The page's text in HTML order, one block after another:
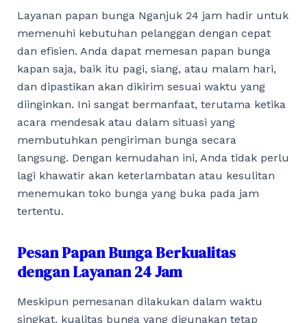
Layanan papan bunga Nganjuk 24 jam hadir untuk
memenuhi kebutuhan pelanggan dengan cepat
dan efisien. Anda dapat memesan papan bunga
kapan saja, baik itu pagi, siang, atau malam hari,
dan dipastikan akan dikirim sesuai waktu yang
diinginkan. Ini sangat bermanfaat, terutama ketika
acara mendesak atau dalam situasi yang
membutuhkan pengiriman bunga secara
langsung. Dengan kemudahan ini, Anda tidak perlu
lagi khawatir akan keterlambatan atau kesulitan
menemukan toko bunga yang buka pada jam
tertentu.
Pesan Papan Bunga Berkualitas
dengan Layanan 24 Jam
Meskipun pemesanan dilakukan dalam waktu
singkat, kualitas bunga yang digunakan tetap